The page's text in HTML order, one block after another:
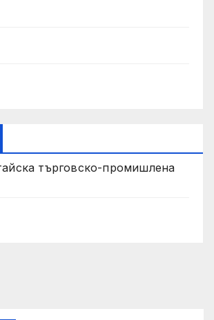
търговско-промишлена